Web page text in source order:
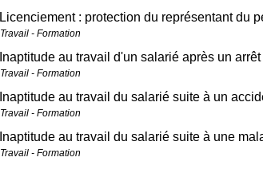
Licenciement : protection du représentant du
Travail - Formation
Inaptitude au travail d'un salarié après un
Travail - Formation
Inaptitude au travail du salarié suite à un
Travail - Formation
Inaptitude au travail du salarié suite à une
Travail - Formation